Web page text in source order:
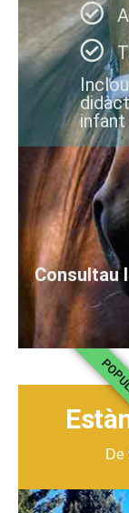
infant
Consultau
De